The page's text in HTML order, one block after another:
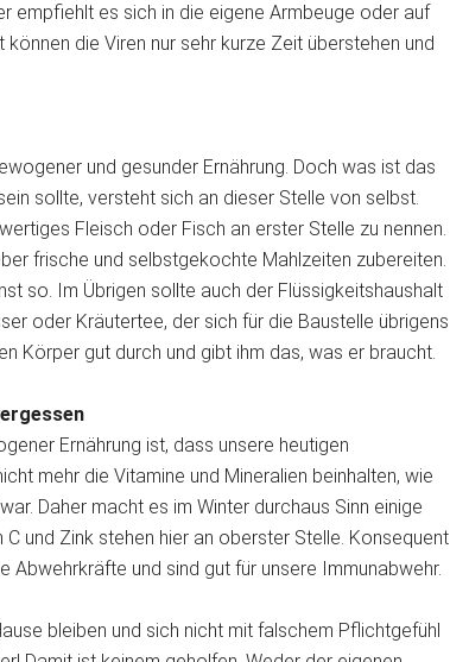
empfiehlt es sich in die eigene Armbeuge oder auf
können die Viren nur sehr kurze Zeit überstehen und
und gesunder Ernährung. Doch was ist das
sollte, versteht sich an dieser Stelle von selbst.
Fleisch oder Fisch an erster Stelle zu nennen.
frische und selbstgekochte Mahlzeiten zubereiten.
so. Im Übrigen sollte auch der Flüssigkeitshaushalt
oder Kräutertee, der sich für die Baustelle übrigens
Körper gut durch und gibt ihm das, was er braucht.
Ernährung ist, dass unsere heutigen
mehr die Vitamine und Mineralien beinhalten, wie
Daher macht es im Winter durchaus Sinn einige
C und Zink stehen hier an oberster Stelle. Konsequent
Abwehrkräfte und sind gut für unsere Immunabwehr.
bleiben und sich nicht mit falschem Pflichtgefühl